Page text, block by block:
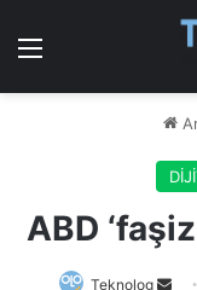
Menü
ABD
Teknolog
Bir